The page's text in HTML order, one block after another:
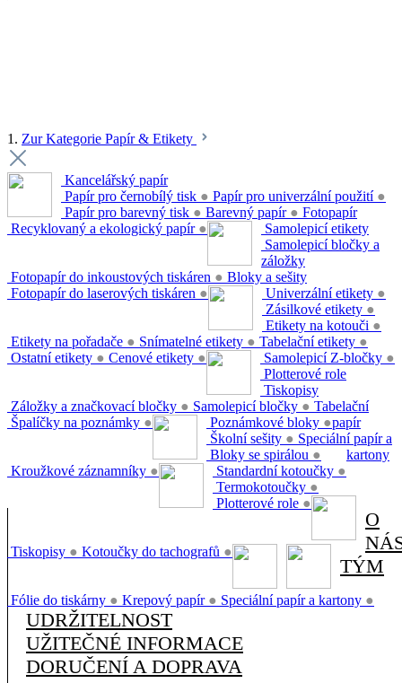
1. Zur Kategorie Papír & Etikety
Kancelářský papír
Papír pro černobílý tisk ● Papír pro univerzální použití ●
Papír pro barevný tisk ● Barevný papír ●
Recyklovaný a ekologický papír ●
Fotopapír
Fotopapír do inkoustových tiskáren ●
Fotopapír do laserových tiskáren ●
Samolepicí etikety
Univerzální etikety ●
Zásilkové etikety ●
Etikety na kotouči ●
Etikety na pořadače ● Snímatelné etikety ● Tabelační etikety ●
Ostatní etikety ● Cenové etikety ●
Samolepicí bločky a
záložky
Samolepicí Z-bločky ●
Záložky a značkovací bločky ● Samolepicí bločky ●
Špalíčky na poznámky ●
Bloky a sešity
Poznámkové bloky ●
Školní sešity ●
Bloky se spirálou ●
Kroužkové záznamníky ●
Plotterové role
Standardní kotoučky ●
Termokotoučky ●
Plotterové role ●
Tiskopisy
Tiskopisy ● Kotoučky do tachografů ●
Tabelační
papír
Speciální papír a
kartony
Fólie do tiskárny ● Krepový papír ● Speciální papír a kartony ●
O
TÝM
UDRŽITELNOST
UŽITEČNÉ INFORMACE
DORUČENÍ A DOPRAVA